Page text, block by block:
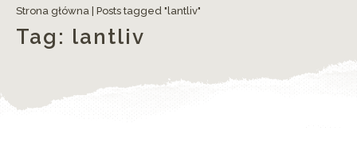
Strona główna Posts tagged "lantliv"
Tag: lantliv